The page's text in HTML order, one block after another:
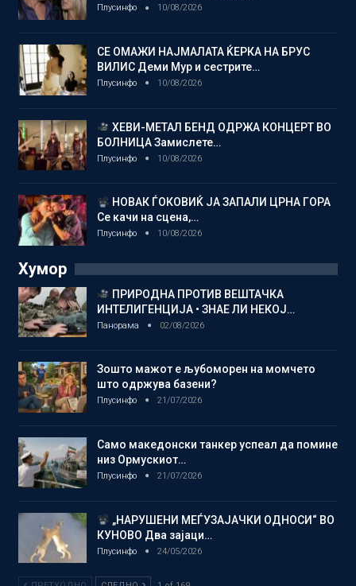
Плусинфо 10/08/2026
СЕ ОМАЖИ НАЈМАЛАТА ЌЕРКА НА БРУС
ВИЛИС Деми Мур и сестрите…
Плусинфо 10/08/2026
ХЕВИ-МЕТАЛ БЕНД ОДРЖА КОНЦЕРТ ВО
БОЛНИЦА Замислете…
Плусинфо 10/08/2026
НОВАК ЃОКОВИЌ ЈА ЗАПАЛИ ЦРНА ГОРА
Се качи на сцена,…
Плусинфо 10/08/2026
Хумор
ПРИРОДНА ПРОТИВ ВЕШТАЧКА
ИНТЕЛИГЕНЦИЈА • ЗНАЕ ЛИ НЕКОЈ…
Панорама 02/08/2026
Зошто мажот е љубоморен на момчето
што одржува базени?
Плусинфо 21/07/2026
Само македонски танкер успеал да помине
низ Ормускиот…
Плусинфо 21/07/2026
„НАРУШЕНИ МЕЃУЗАЈАЧКИ ОДНОСИ“ ВО
КУНОВО Два зајаци…
Плусинфо 24/05/2026